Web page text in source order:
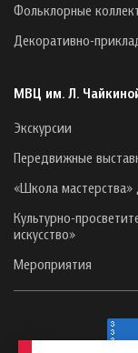
Фольклорные
Декоративно-
МВЦ им. Л.
Экскурсии
Передвижные
«Школа мастерства»
Культурно-
искусство»
Мероприятия